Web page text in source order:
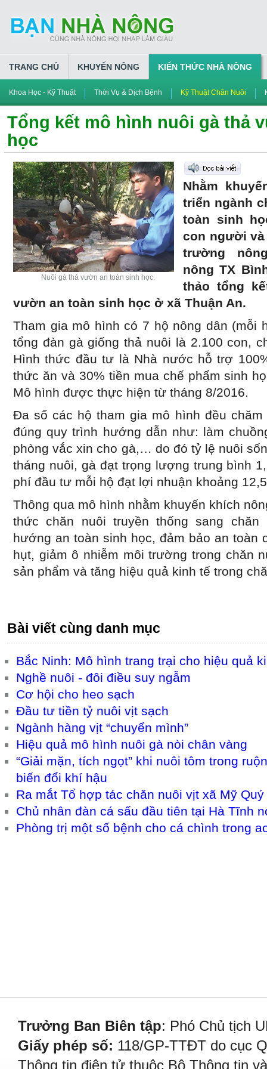
TRANG CHỦ KHUYẾN NÔNG KIẾN THỨC NHÀ NÔNG
Khoa Học - Kỹ Thuật Thời Vụ & Dịch Bệnh Kỹ Thuật Chăn Nuôi
Tổng kết mô hình nuôi gà thả
học
Nuôi gà thả vườn an toàn sinh học.
Nhằm
triển ngành
toàn sinh
con người và
trường
nông TX
thảo tổng
vườn an toàn sinh học ở xã Thuận An.
Tham gia mô hình có 7 hộ nông dân (mỗi
tổng đàn gà giống thả nuôi là 2.100 con,
Hình thức đầu tư là Nhà nước hỗ trợ
thức ăn và 30% tiền mua chế phẩm sinh
Mô hình được thực hiện từ tháng 8/2016.
Đa số các hộ tham gia mô hình đều
đúng quy trình hướng dẫn như: làm
phòng vắc xin cho gà,… do đó tỷ lệ nuôi
tháng nuôi, gà đạt trọng lượng trung bình
phí đầu tư mỗi hộ đạt lợi nhuận khoảng
Thông qua mô hình nhằm khuyến khích
thức chăn nuôi truyền thống sang
hướng an toàn sinh học, đảm bảo an toàn
hụt, giảm ô nhiễm môi trường trong chăn
sản phẩm và tăng hiệu quả kinh tế trong
Bài viết cùng danh mục
Bắc Ninh: Mô hình trang trại cho hiệu quả
Nghề nuôi - đôi điều suy ngẫm
Cơ hội cho heo sạch
Đầu tư tiền tỷ nuôi vịt sạch
Ngành hàng vịt “chuyển mình”
Hiệu quả mô hình nuôi gà nòi chân vàng
“Giải mặn, tích ngọt” khi nuôi tôm trong
biến đổi khí hậu
Ra mắt Tổ hợp tác chăn nuôi vịt xã Mỹ Quý
Chủ nhân đàn cá sấu đầu tiên tại Hà Tĩnh
Phòng trị một số bệnh cho cá chình trong
Trưởng Ban Biên tập: Phó Chủ tịch
Giấy phép số: 118/GP-TTĐT do cục
Thông tin điện tử thuộc Bộ Thông tin